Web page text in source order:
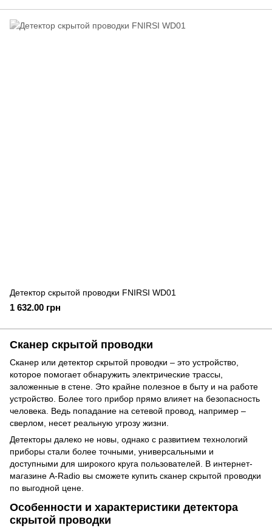
Детектор скрытой проводки FNIRSI WD01
1 632.00 грн
Сканер скрытой проводки
Сканер или детектор скрытой проводки – это устройство,
которое помогает обнаружить электрические трассы,
заложенные в стене. Это крайне полезное в быту и на работе
устройство. Более того прибор прямо влияет на безопасность
человека. Ведь попадание на сетевой провод, например –
сверлом, несет реальную угрозу жизни.
Детекторы далеко не новы, однако с развитием технологий
приборы стали более точными, универсальными и
доступными для широкого круга пользователей. В интернет-
магазине A-Radio вы сможете купить сканер скрытой проводки
по выгодной цене.
Особенности и характеристики детектора
скрытой проводки